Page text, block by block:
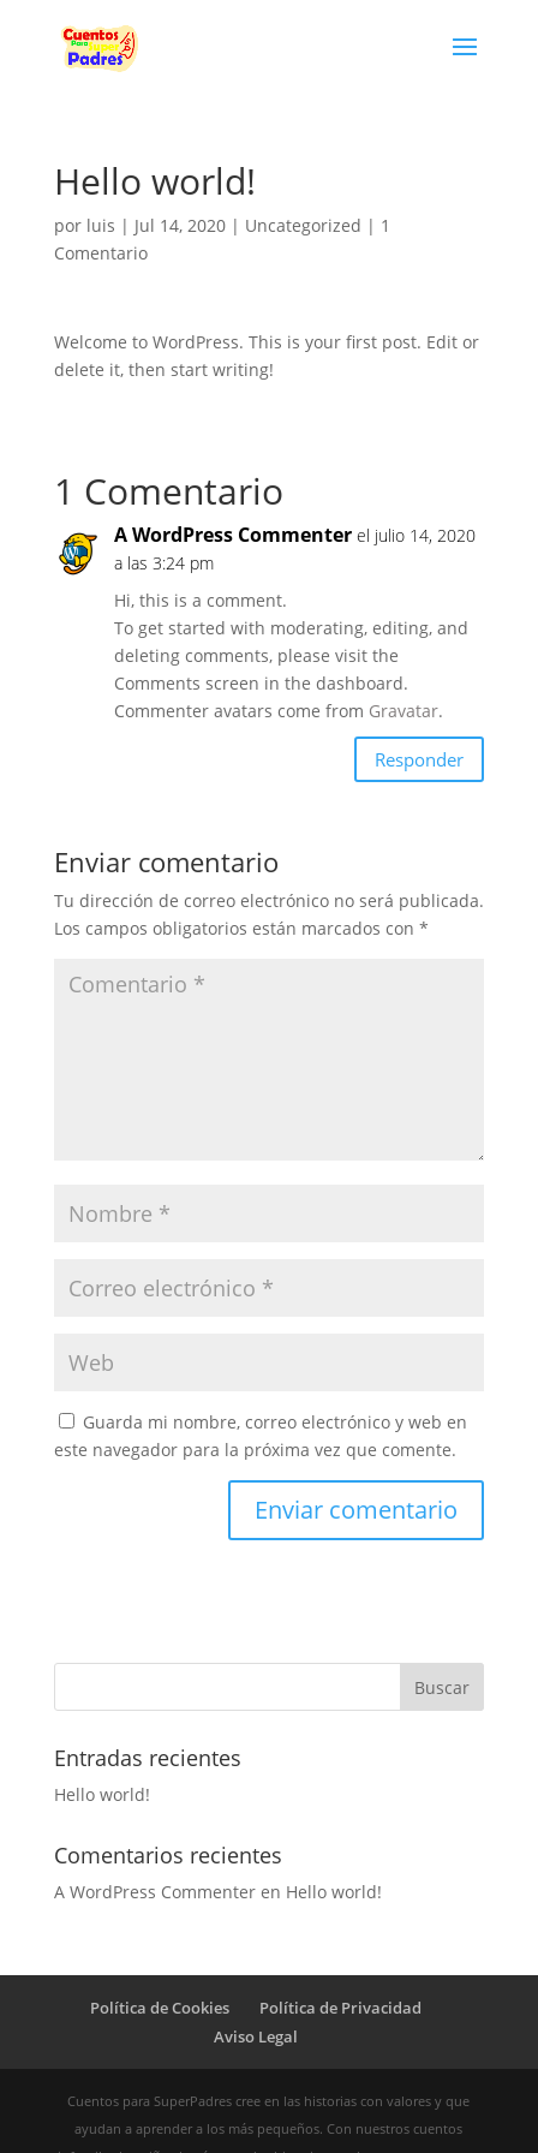
Hello world!
por luis | Jul 14, 2020| Uncategorized | 1
Comentario
Welcome to WordPress. This is your first post. Edit or
delete it, then start writing!
1 Comentario
A WordPress Commenter el julio 14, 2020
a las 3:24 pm
Hi, this is a comment.
To get started with moderating, editing, and
deleting comments, please visit the
Comments screen in the dashboard.
Commenter avatars come from Gravatar.
Responder
Enviar comentario
Tu dirección de correo electrónico no será publicada.
Los campos obligatorios están marcados con *
Guarda mi nombre, correo electrónico y web en
este navegador para la próxima vez que comente.
Entradas recientes
Hello world!
Comentarios recientes
A WordPress Commenteren Hello world!
Política de Cookies
Política de Privacidad
Aviso Legal
Cuentos para SuperPadres cree en las historias con valores y que
ayudan a aprender a los más pequeños. Con nuestros cuentos